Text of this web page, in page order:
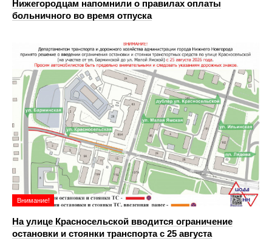
Нижегородцам напомнили о правилах оплаты
больничного во время отпуска
Внимание!
На улице Красносельской вводится ограничение
остановки и стоянки транспорта с 25 августа